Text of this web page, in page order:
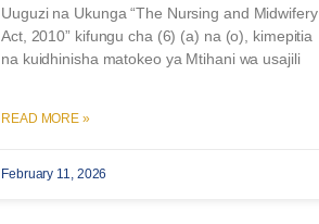
Uuguzi na Ukunga “The Nursing and Midwifery
Act, 2010” kifungu cha (6) (a) na (o), kimepitia
na kuidhinisha matokeo ya Mtihani wa usajili
READ MORE »
February 11, 2026